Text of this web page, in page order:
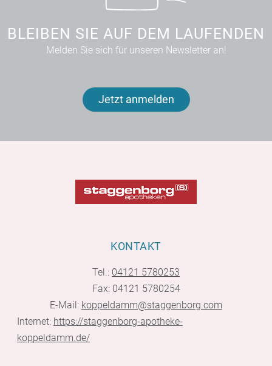
BLEIBEN SIE AUF DEM LAUFENDEN
Melden Sie sich für unseren Newsletter an!
Jetzt anmelden
KONTAKT
Tel.: 04121 5780253
Fax: 04121 5780254
E-Mail: koppeldamm@staggenborg.com
Internet: https://staggenborg-apotheke-
koppeldamm.de/